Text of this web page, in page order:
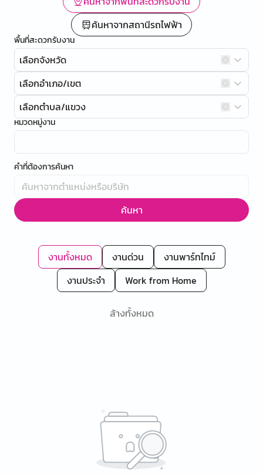
ค้นหาจากสถานีรถไฟฟ้า
พื้นที่สะดวกรับงาน
เลือกจังหวัด
เลือกอำเภอ/เขต
เลือกตำบล/แขวง
หมวดหมู่งาน
คำที่ต้องการค้นหา
ค้นหา
งานทั้งหมด งานด่วน
งานพาร์ทไทม์
งานประจำ
Work from Home
ล้างทั้งหมด